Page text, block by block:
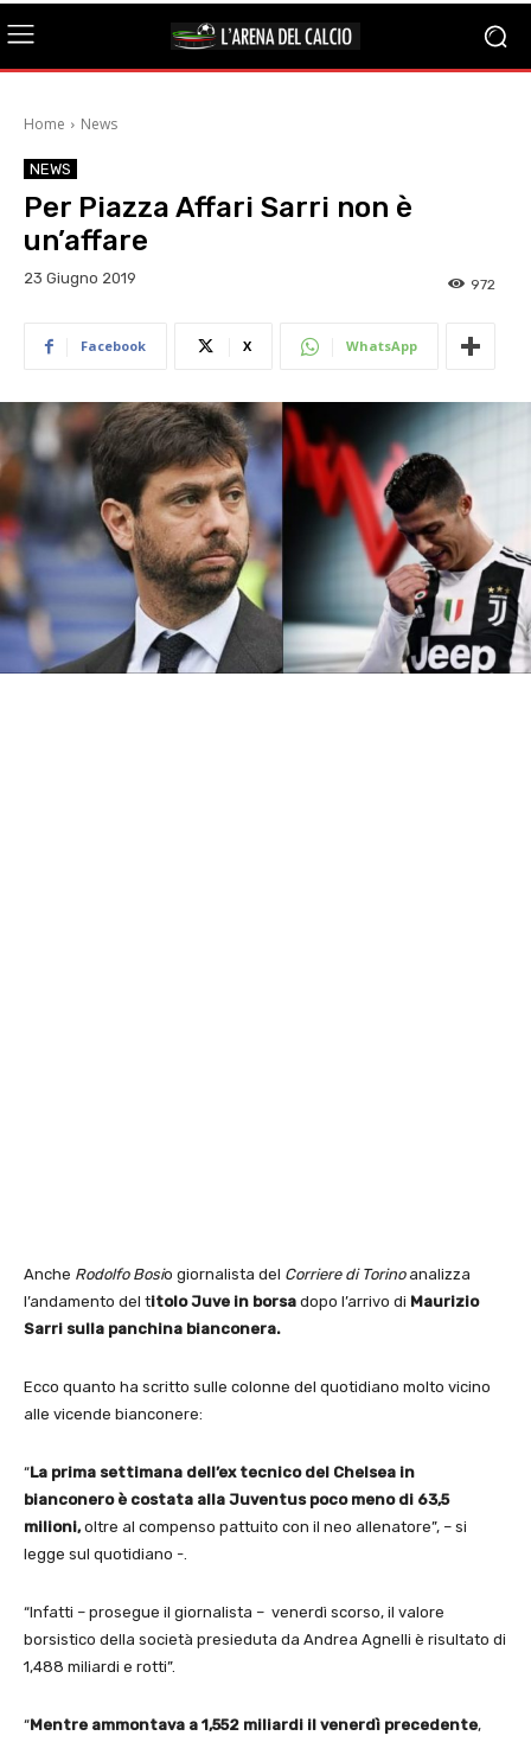
Home News
NEWS
Per Piazza Affari Sarri non è
un’affare
23 Giugno 2019 972
Facebook X WhatsApp
Anche Rodolfo Bosio giornalista del Corriere di Torinoanalizza
l’andamento del titolo Juve in borsa dopo l’arrivo di Maurizio
Sarri sulla panchina bianconera.
Ecco quanto ha scritto sulle colonne del quotidiano molto vicino
alle vicende bianconere:
“La prima settimana dell’ex tecnico del Chelsea in
bianconero è costata alla Juventus poco meno di 63,5
milioni,oltre al compenso pattuito con il neo allenatore”, – si
legge sul quotidiano -.
“Infatti – prosegue il giornalista – venerdì scorso, il valore
borsistico della società presieduta da Andrea Agnelli è risultato di
1,488 miliardi e rotti”.
“Mentre ammontava a 1,552 miliardi il venerdì precedente,